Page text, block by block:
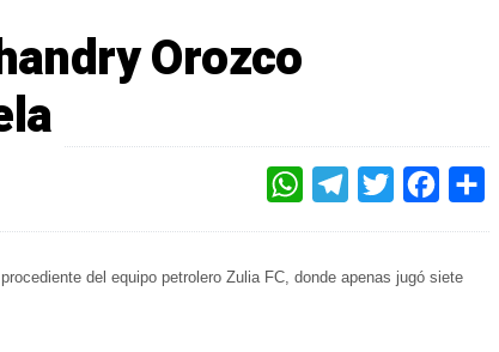
Orozco
WHATSAPPTELEGRAMTWITTERFACEBOOK
del equipo petrolero Zulia FC, donde apenas jugó siete